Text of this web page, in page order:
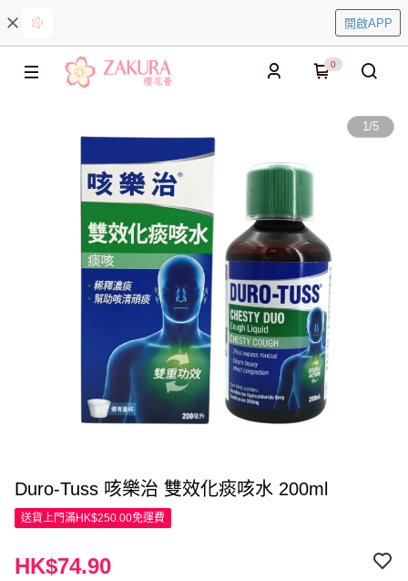
開啟APP
0
1/5
Duro-Tuss 咳樂治 雙效化痰咳水 200ml
送貨上門滿HK$250.00免運費
HK$74.90